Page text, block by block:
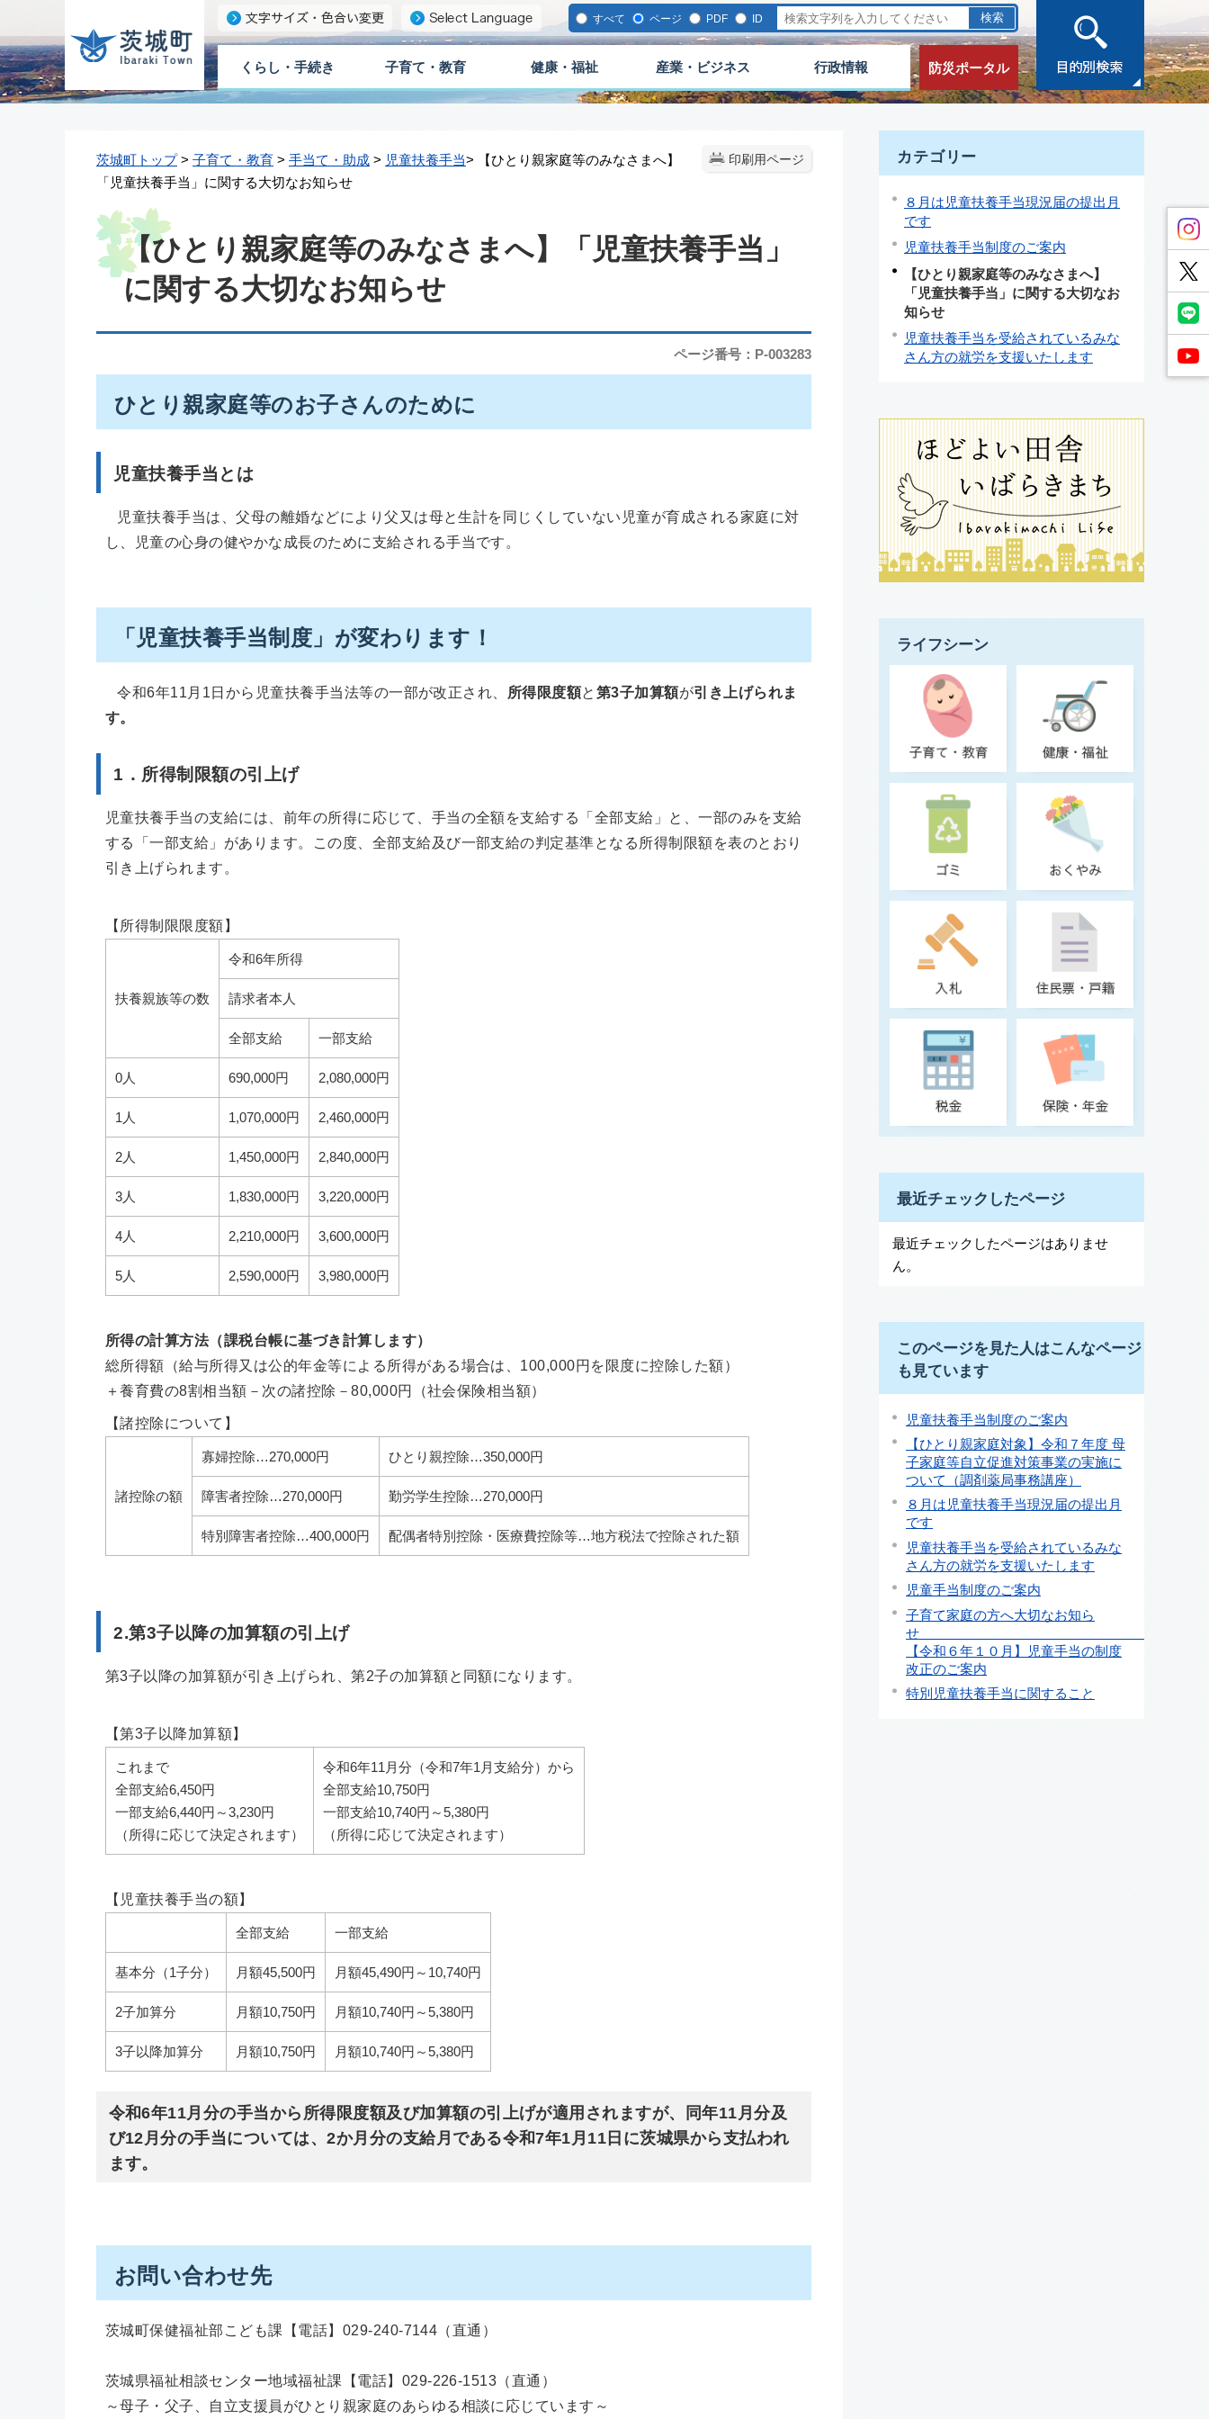
すべて ページ PDF ID
くらし・手続き 子育て・教育 健康・福祉 産業・ビジネス 行政情報 防災ポータル
印刷用ページ
茨城町トップ> 子育て・教育 > 手当て・助成 > 児童扶養手当> 【ひとり親家庭等のみなさまへ】
「児童扶養手当」に関する大切なお知らせ
【ひとり親家庭等のみなさまへ】「児童扶養手当」
に関する大切なお知らせ
ページ番号：P-003283
ひとり親家庭等のお子さんのために
児童扶養手当とは
児童扶養手当は、父母の離婚などにより父又は母と生計を同じくしていない児童が育成される家庭に対
し、児童の心身の健やかな成長のために支給される手当です。
「児童扶養手当制度」が変わります！
令和6年11月1日から児童扶養手当法等の一部が改正され、 所得限度額と 第3子加算額が引き上げられま
す。
1．所得制限額の引上げ
児童扶養手当の支給には、前年の所得に応じて、手当の全額を支給する「全部支給」と、一部のみを支給
する「一部支給」があります。この度、全部支給及び一部支給の判定基準となる所得制限額を表のとおり
引き上げられます。
【所得制限限度額】
扶養親族等の数
令和6年所得
請求者本人
全部支給 一部支給
0人 690,000円 2,080,000円
1人 1,070,000円 2,460,000円
2人 1,450,000円 2,840,000円
3人 1,830,000円 3,220,000円
4人 2,210,000円 3,600,000円
5人 2,590,000円 3,980,000円
所得の計算方法（課税台帳に基づき計算します）
総所得額（給与所得又は公的年金等による所得がある場合は、100,000円を限度に控除した額）
＋養育費の8割相当額－次の諸控除－80,000円（社会保険相当額）
【諸控除について】
諸控除の額
寡婦控除…270,000円 ひとり親控除…350,000円
障害者控除…270,000円 勤労学生控除…270,000円
特別障害者控除…400,000円 配偶者特別控除・医療費控除等…地方税法で控除された額
2.第3子以降の加算額の引上げ
第3子以降の加算額が引き上げられ、第2子の加算額と同額になります。
【第3子以降加算額】
これまで
全部支給6,450円
一部支給6,440円～3,230円
（所得に応じて決定されます）
令和6年11月分（令和7年1月支給分）から
全部支給10,750円
一部支給10,740円～5,380円
（所得に応じて決定されます）
【児童扶養手当の額】
全部支給 一部支給
基本分（1子分） 月額45,500円 月額45,490円～10,740円
2子加算分 月額10,750円 月額10,740円～5,380円
3子以降加算分 月額10,750円 月額10,740円～5,380円
令和6年11月分の手当から所得限度額及び加算額の引上げが適用されますが、同年11月分及
び12月分の手当については、2か月分の支給月である令和7年1月11日に茨城県から支払われ
ます。
お問い合わせ先
茨城町保健福祉部こども課【電話】029-240-7144（直通）
茨城県福祉相談センター地域福祉課【電話】029-226-1513（直通）
～母子・父子、自立支援員がひとり親家庭のあらゆる相談に応じています～
カテゴリー
８月は児童扶養手当現況届の提出月
です
児童扶養手当制度のご案内
【ひとり親家庭等のみなさまへ】
「児童扶養手当」に関する大切なお
知らせ
児童扶養手当を受給されているみな
さん方の就労を支援いたします
ライフシーン
最近チェックしたページ
最近チェックしたページはありませ
ん。
このページを見た人はこんなページ
も見ています
児童扶養手当制度のご案内
【ひとり親家庭対象】令和７年度 母
子家庭等自立促進対策事業の実施に
ついて（調剤薬局事務講座）
８月は児童扶養手当現況届の提出月
です
児童扶養手当を受給されているみな
さん方の就労を支援いたします
児童手当制度のご案内
子育て家庭の方へ大切なお知ら
【令和６年１０月】児童手当の制度
改正のご案内
特別児童扶養手当に関すること